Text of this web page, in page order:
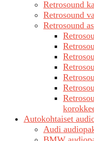
Retrosound
Retrosound
Retrosound
Autokohtaiset
Audi